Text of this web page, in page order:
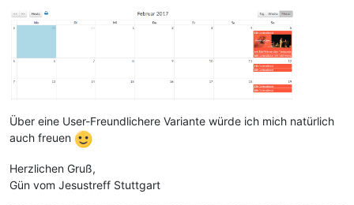
Über eine User-Freundlichere Variante würde ich mich natürlich
auch freuen
Herzlichen Gruß,
Gün vom Jesustreff Stuttgart